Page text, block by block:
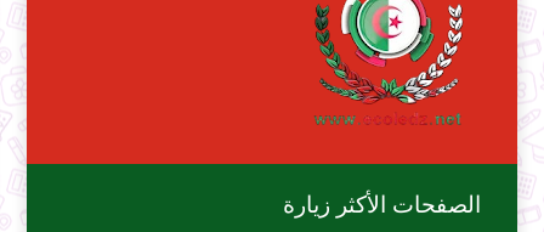
الصفحات الأكثر زيارة